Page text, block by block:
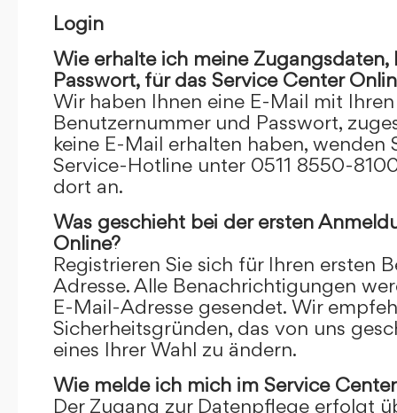
Login
Wie erhalte ich meine
Passwort, für das Service Center
Wir haben Ihnen eine E-Mail mit
Benutzernummer und Passwort,
keine E-Mail erhalten haben, wenden
Service-Hotline unter 0511 8550-
dort an.
Was geschieht bei der ersten
Online?
Registrieren Sie sich für Ihren ersten
Adresse. Alle Benachrichtigungen
E-Mail-Adresse gesendet. Wir
Sicherheitsgründen, das von uns
eines Ihrer Wahl zu ändern.
Wie melde ich mich im Service
Der Zugang zur Datenpflege erfolgt